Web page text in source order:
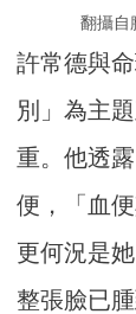
翻攝自
許常德與
別」為主
重。他透
便，「血
更何況是
整張臉已